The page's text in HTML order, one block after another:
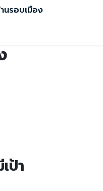
นรอบเมือง
ป้า